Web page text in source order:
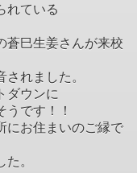
れている
蒼巳生姜さんが来校
れました。
ダウンに
です！！
にお住まいのご縁で
。